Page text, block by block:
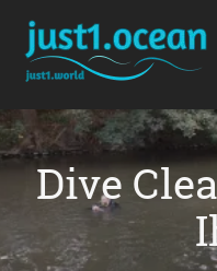
Navigation
überspringen
Dive